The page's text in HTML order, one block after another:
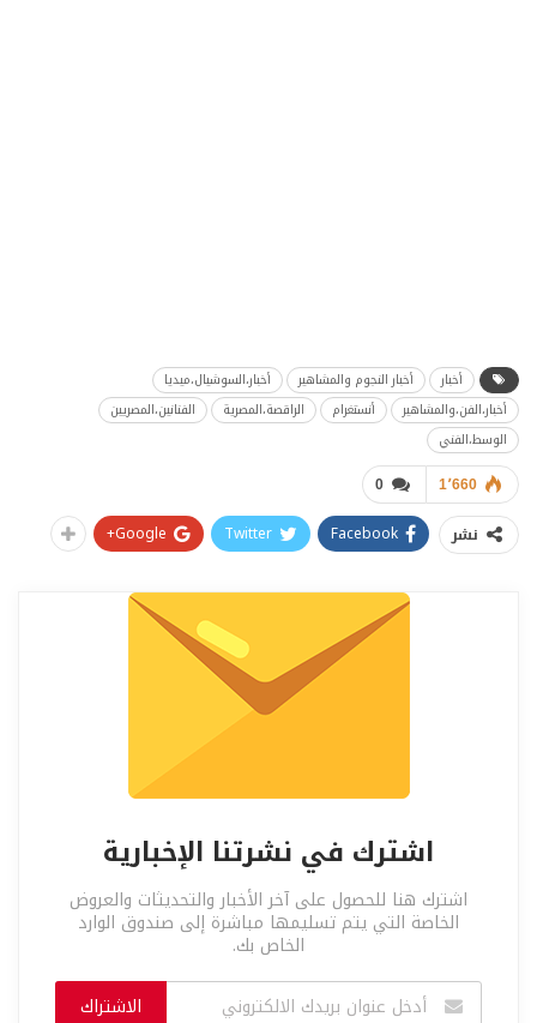
أخبار أخبار النجوم والمشاهير
أخبار،السوشيال،ميديا
أخبار،الفن،والمشاهير
أنستغرام الراقصة،المصرية
الفنانين،المصريين
الوسط،الفني
0 1٬660
نشر Facebook
Twitter
Google+
اشترك في نشرتنا الإخبارية
اشترك هنا للحصول على آخر الأخبار والتحديثات والعروض
الخاصة التي يتم تسليمها مباشرة إلى صندوق الوارد
الخاص بك.
الاشتراك